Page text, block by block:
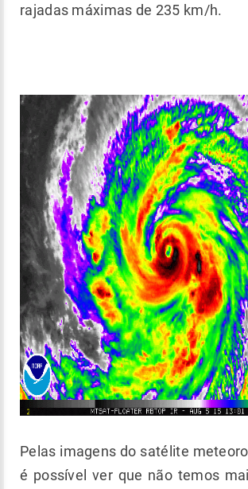
rajadas máximas de 235 km/h.
Pelas imagens do satélite
é possível ver que não temos